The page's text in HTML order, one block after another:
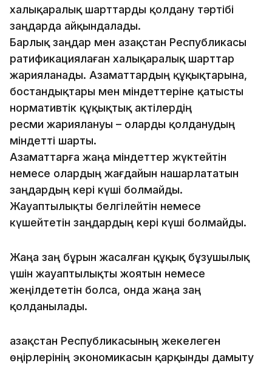
халықаралық шарттарды қолдану тәртібі
заңдарда айқындалады.
Барлық заңдар мен Қазақстан Республикасы
рати­фи­кациялаған халықаралық шарттар
жарияланады. Азамат­тардың құқықтарына,
бостандықтары мен міндеттеріне қатыс­ты
нормативтік құқықтық актілердің
ресми жариялануы – оларды қолданудың
міндетті шарты.
Азаматтарға жаңа міндеттер жүктейтін
немесе олардың жағдайын нашарлататын
заңдардың кері күші болмайды.
Жауаптылықты белгілейтін немесе
күшейтетін заңдардың кері күші болмайды.
Жаңа заң бұрын жасалған құқық бұзушылық
үшін жауаптылықты жоятын немесе
жеңілдететін болса, онда жаңа заң
қолданылады.
Қазақстан Республикасының жекелеген
өңірлерінің экономикасын қарқынды дамыту